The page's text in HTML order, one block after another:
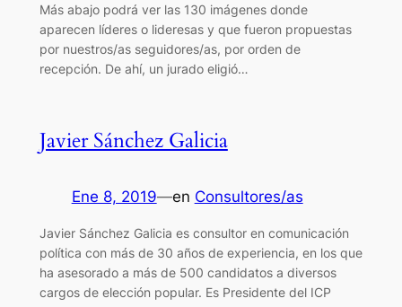
Más abajo podrá ver las 130 imágenes donde
aparecen líderes o lideresas y que fueron propuestas
por nuestros/as seguidores/as, por orden de
recepción. De ahí, un jurado eligió…
Javier Sánchez Galicia
Ene 8, 2019—en Consultores/as
Javier Sánchez Galicia es consultor en comunicación
política con más de 30 años de experiencia, en los que
ha asesorado a más de 500 candidatos a diversos
cargos de elección popular. Es Presidente del ICP